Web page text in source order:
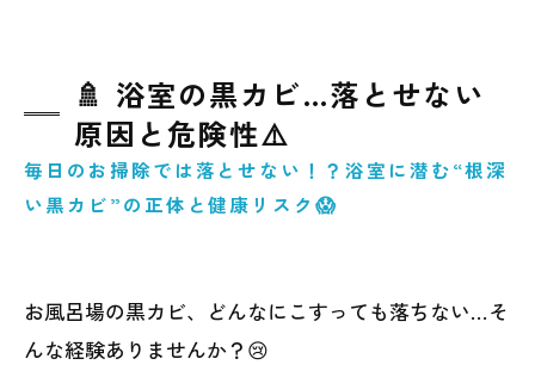
🚿 浴室の黒カビ…落とせない
原因と危険性⚠️
毎日のお掃除では落とせない！？浴室に潜む“根深
い黒カビ”の正体と健康リスク😱
お風呂場の黒カビ、どんなにこすっても落ちない…そ
んな経験ありませんか？😢